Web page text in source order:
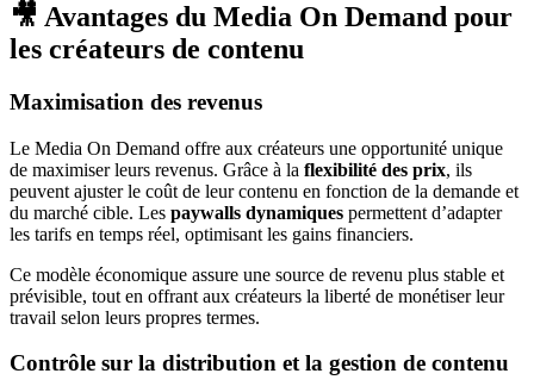
🎥 Avantages du Media On Demand pour
les créateurs de contenu
Maximisation des revenus
Le Media On Demand offre aux créateurs une opportunité unique
de maximiser leurs revenus. Grâce à la flexibilité des prix, ils
peuvent ajuster le coût de leur contenu en fonction de la demande et
du marché cible. Les paywalls dynamiques permettent d’adapter
les tarifs en temps réel, optimisant les gains financiers.
Ce modèle économique assure une source de revenu plus stable et
prévisible, tout en offrant aux créateurs la liberté de monétiser leur
travail selon leurs propres termes.
Contrôle sur la distribution et la gestion de contenu